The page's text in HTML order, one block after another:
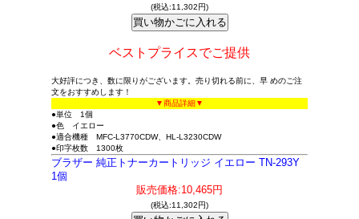
(税込:11,302円)
ベストプライスでご提供
大好評につき、数に限りがございます。売り切れる前に、早 めのご注
文をおすすめします！
▼商品詳細▼
●単位 1個
●色 イエロー
●適合機種 MFC-L3770CDW、HL-L3230CDW
●印字枚数 1300枚
ブラザー 純正トナーカートリッジ イエロー TN-293Y
1個
販売価格:10,465円
(税込:11,302円)